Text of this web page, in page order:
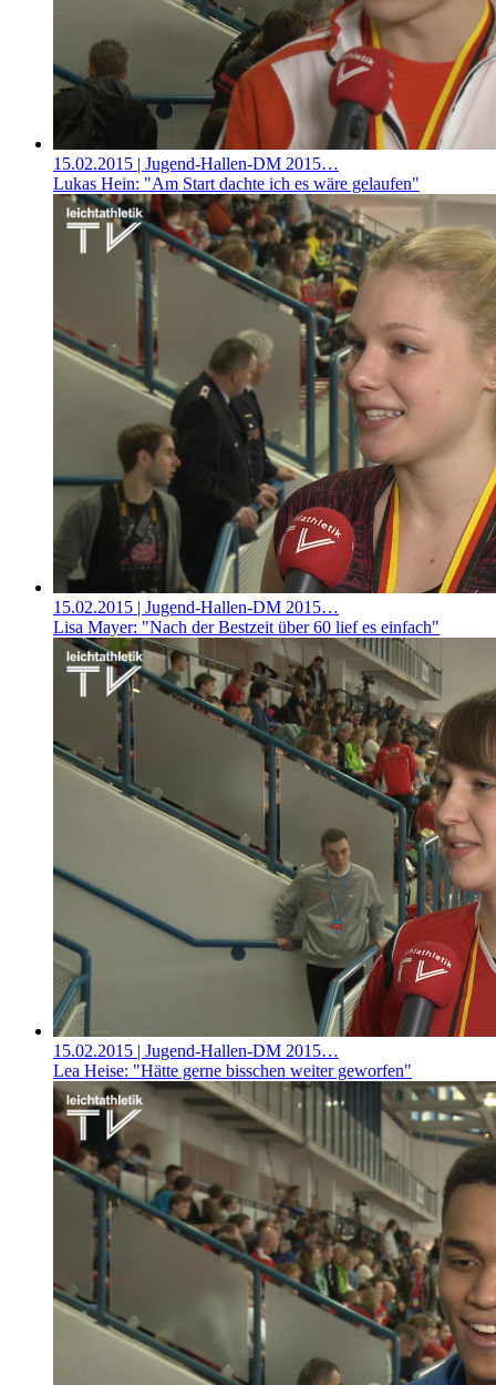
15.02.2015 | Jugend-Hallen-DM 2015…
Lukas Hein: "Am Start dachte ich es wäre gelaufen"
15.02.2015 | Jugend-Hallen-DM 2015…
Lisa Mayer: "Nach der Bestzeit über 60 lief es einfach"
15.02.2015 | Jugend-Hallen-DM 2015…
Lea Heise: "Hätte gerne bisschen weiter geworfen"